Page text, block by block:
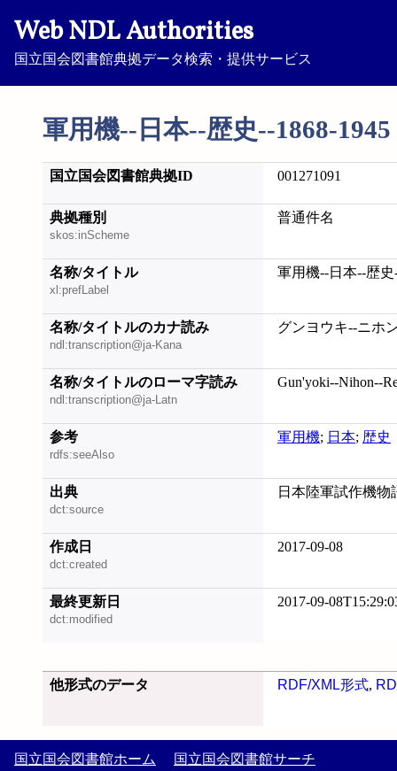
Web NDL Authorities
国立国会図書館典拠データ検索・提供サービス
軍用機--日本--歴史--1868-1945
国立国会図書館典拠ID 001271091
典拠種別
skos:inScheme
普通件名
名称/タイトル
xl:prefLabel
軍用機--日本--歴史
名称/タイトルのカナ読み
ndl:transcription@ja-Kana
グンヨウキ--ニホ
名称/タイトルのローマ字読み
ndl:transcription@ja-Latn
Gun'yoki--Nihon--
参考
rdfs:seeAlso
軍用機; 日本; 歴史
出典
dct:source
日本陸軍試作機物
作成日
dct:created
2017-09-08
最終更新日
dct:modified
2017-09-
他形式のデータ RDF/XML形式,
国立国会図書館ホーム 国立国会図書館サーチ